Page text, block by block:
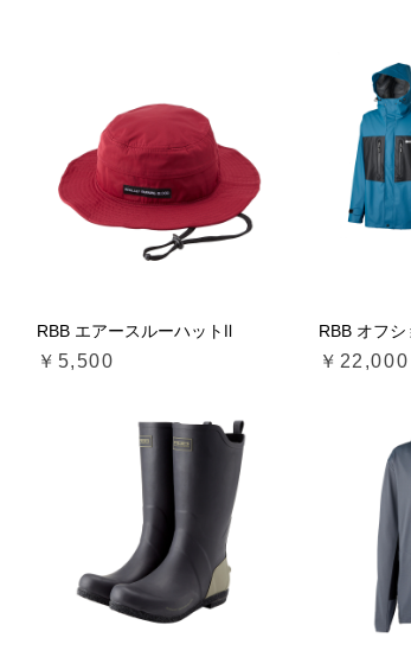
RBB エアースルーハットⅡ
￥5,500
RBB オフ
￥22,000